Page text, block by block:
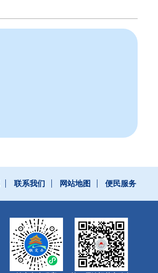
联系我们 网站地图 便民服务